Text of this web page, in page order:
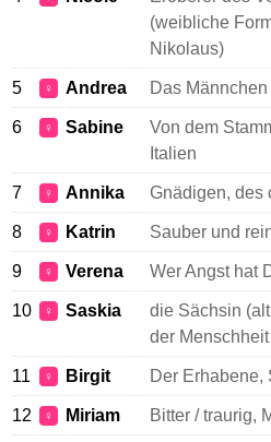
(weibliche
Nikolaus)
5 ♀ Andrea Das Männchen
6 ♀ Sabine
Von dem
Italien
7 ♀ Annika Gnädigen, des
8 ♀ Katrin Sauber und
9 ♀ Verena Wer Angst hat
10 ♀ Saskia
die Sächsin
der
11 ♀ Birgit Der Erhabene,
12 ♀ Miriam Bitter / traurig,